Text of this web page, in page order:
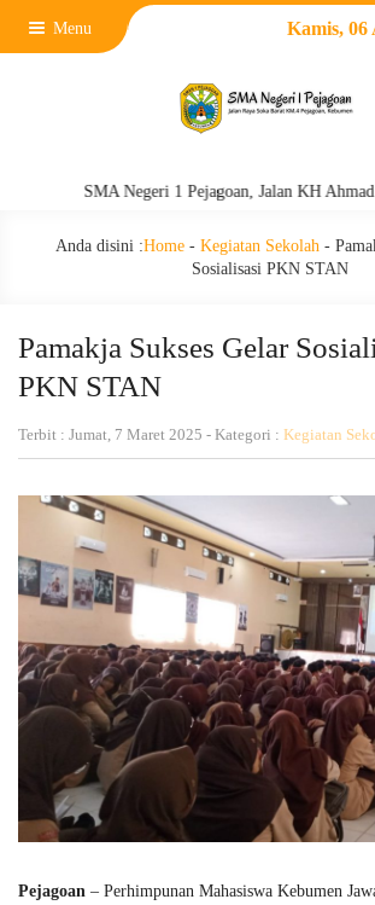
Menu Kamis, 06
SMA Negeri 1 Pejagoan, Jalan KH Ahmad
Anda disini :Home- Kegiatan Sekolah-
Sosialisasi PKN STAN
Pamakja Sukses Gelar
PKN STAN
Terbit : Jumat, 7 Maret 2025 - Kategori : Kegiatan
Pejagoan – Perhimpunan Mahasiswa Kebumen